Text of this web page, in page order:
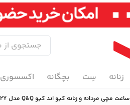
زنانه سِت بچگانه اکسسوری
ساعت مچی مردانه و زنانه کیو اند کیو Q&Q مدل VS12J012Y